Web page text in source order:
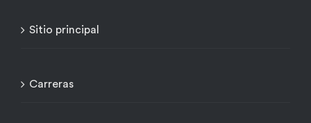
Sitio principal
Carreras